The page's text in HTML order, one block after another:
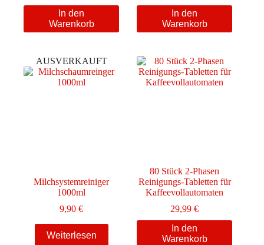
In den
Warenkorb
In den
Warenkorb
AUSVERKAUFT
Milchsystemreiniger
1000ml
9,90€
Weiterlesen
80 Stück 2-Phasen
Reinigungs-Tabletten für
Kaffeevollautomaten
29,99€
In den
Warenkorb